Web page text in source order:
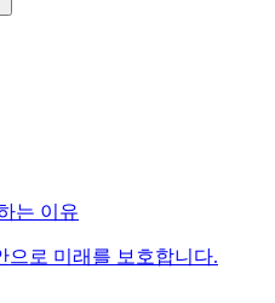
는 이유
으로 미래를 보호합니다.